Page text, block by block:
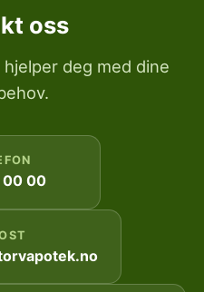
oss
deg med dine
00 00